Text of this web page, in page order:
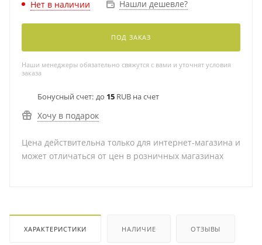
Нет в наличии Нашли дешевле?
ПОД ЗАКАЗ
Наши менеджеры обязательно свяжутся с вами и уточнят условия
заказа
Бонусный счет: до 15 RUB на счет
Хочу в подарок
Цена действительна только для интернет-магазина и
может отличаться от цен в розничных магазинах
ХАРАКТЕРИСТИКИ НАЛИЧИЕ ОТЗЫВЫ